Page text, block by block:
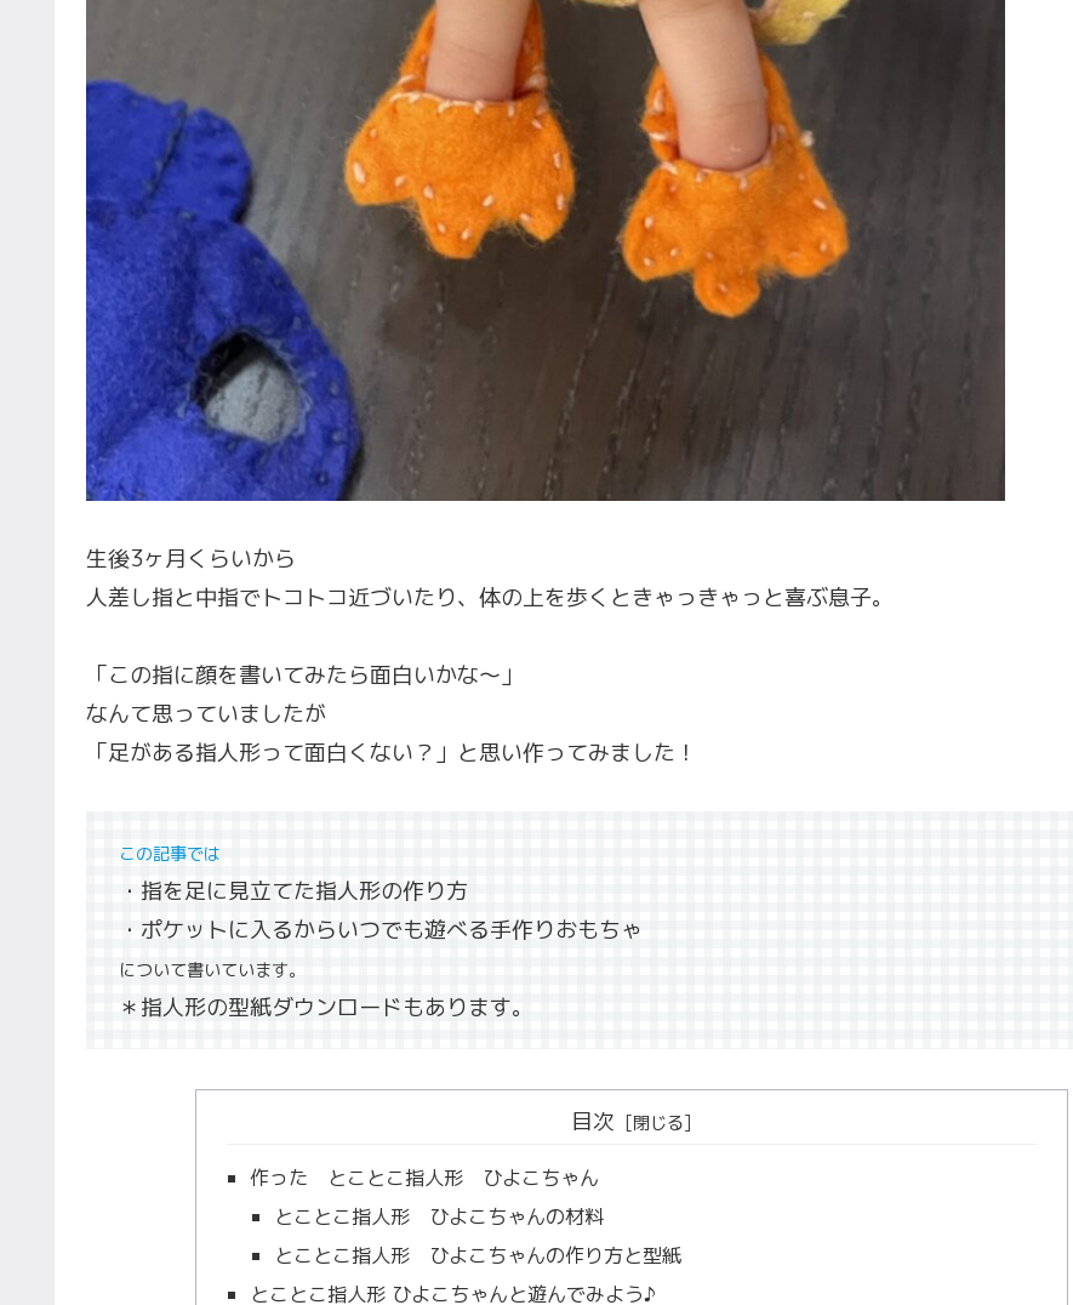
生後3ヶ月くらいから
人差し指と中指でトコトコ近づいたり、体の上を歩くときゃっきゃっと喜ぶ息子。
「この指に顔を書いてみたら面白いかな〜」
なんて思っていましたが
「足がある指人形って面白くない？」と思い作ってみました！
この記事では
・指を足に見立てた指人形の作り方
・ポケットに入るからいつでも遊べる手作りおもちゃ
について書いています。
＊指人形の型紙ダウンロードもあります。
目次
作った とことこ指人形 ひよこちゃん
とことこ指人形 ひよこちゃんの材料
とことこ指人形 ひよこちゃんの作り方と型紙
とことこ指人形 ひよこちゃんと遊んでみよう♪